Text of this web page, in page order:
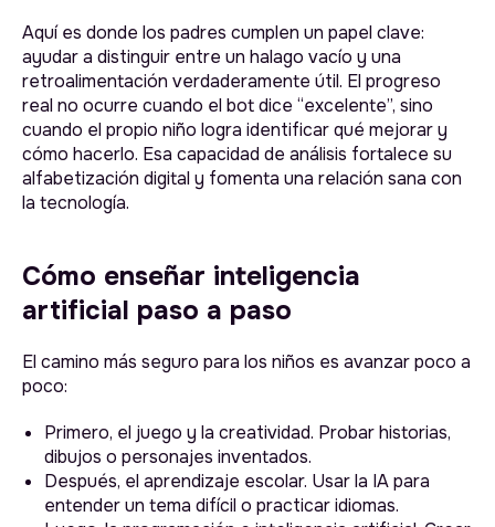
Aquí es donde los padres cumplen un papel clave:
ayudar a distinguir entre un halago vacío y una
retroalimentación verdaderamente útil. El progreso
real no ocurre cuando el bot dice “excelente”, sino
cuando el propio niño logra identificar qué mejorar y
cómo hacerlo. Esa capacidad de análisis fortalece su
alfabetización digital y fomenta una relación sana con
la tecnología.
Cómo enseñar inteligencia
artificial paso a paso
El camino más seguro para los niños es avanzar poco a
poco:
Primero, el juego y la creatividad. Probar historias,
dibujos o personajes inventados.
Después, el aprendizaje escolar. Usar la IA para
entender un tema difícil o practicar idiomas.